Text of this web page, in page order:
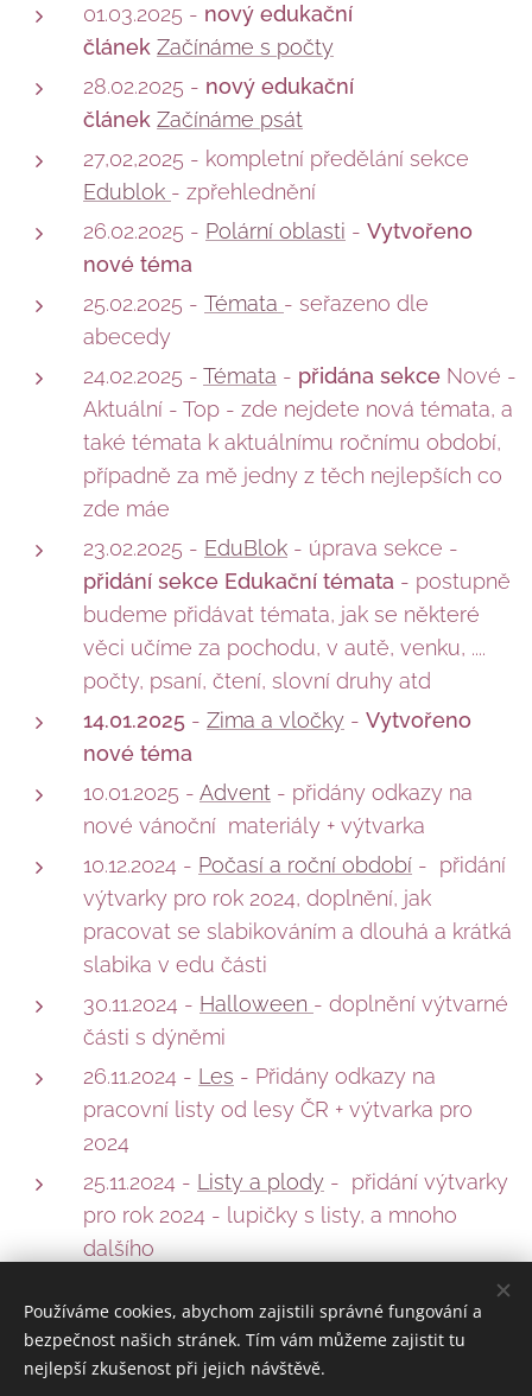
01.03.2025 - nový edukační
článek Začínáme s počty
28.02.2025 - nový edukační
článek Začínáme psát
27,02,2025 - kompletní předělání sekce
Edublok - zpřehlednění
26.02.2025 - Polární oblasti - Vytvořeno
nové téma
25.02.2025 - Témata - seřazeno dle
abecedy
24.02.2025 - Témata - přidána sekce Nové -
Aktuální - Top - zde nejdete nová témata, a
také témata k aktuálnímu ročnímu období,
případně za mě jedny z těch nejlepších co
zde máe
23.02.2025 - EduBlok - úprava sekce -
přidání sekce Edukační témata - postupně
budeme přidávat témata, jak se některé
věci učíme za pochodu, v autě, venku, ....
počty, psaní, čtení, slovní druhy atd
14.01.2025 - Zima a vločky - Vytvořeno
nové téma
10.01.2025 - Advent - přidány odkazy na
nové vánoční materiály + výtvarka
10.12.2024 - Počasí a roční období - přidání
výtvarky pro rok 2024, doplnění, jak
pracovat se slabikováním a dlouhá a krátká
slabika v edu části
30.11.2024 - Halloween - doplnění výtvarné
části s dýněmi
26.11.2024 - Les - Přidány odkazy na
pracovní listy od lesy ČR + výtvarka pro
2024
25.11.2024 - Listy a plody - přidání výtvarky
pro rok 2024 - lupičky s listy, a mnoho
dalšího
Používáme cookies, abychom zajistili správné fungování a
bezpečnost našich stránek. Tím vám můžeme zajistit tu
nejlepší zkušenost při jejich návštěvě.